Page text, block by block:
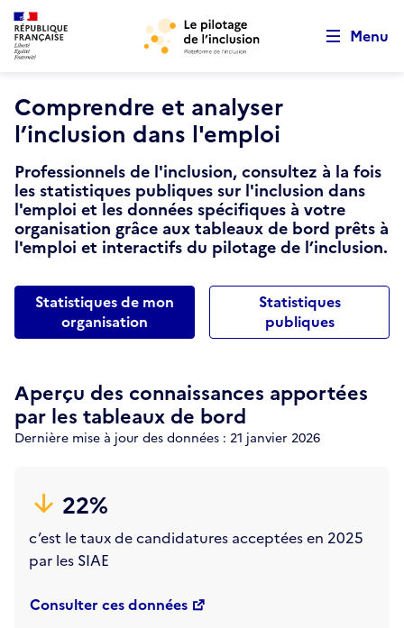
Aller au menu principal
Aller au contenu principal
Menu
Comprendre et analyser
l’inclusion dans l'emploi
Professionnels de l'inclusion, consultez à la fois
les statistiques publiques sur l'inclusion dans
l'emploi et les données spécifiques à votre
organisation grâce aux tableaux de bord prêts à
l'emploi et interactifs du pilotage de l’inclusion.
Statistiques de mon
organisation
Statistiques
publiques
Aperçu des connaissances apportées
par les tableaux de bord
Dernière mise à jour des données : 21 janvier 2026
22%
c’est le taux de candidatures acceptées en 2025
par les SIAE
Consulter ces données
Retour au début de la page
Panneau de gestion des cookies